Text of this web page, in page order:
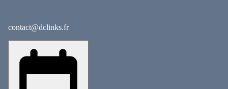
contact@dclinks.fr